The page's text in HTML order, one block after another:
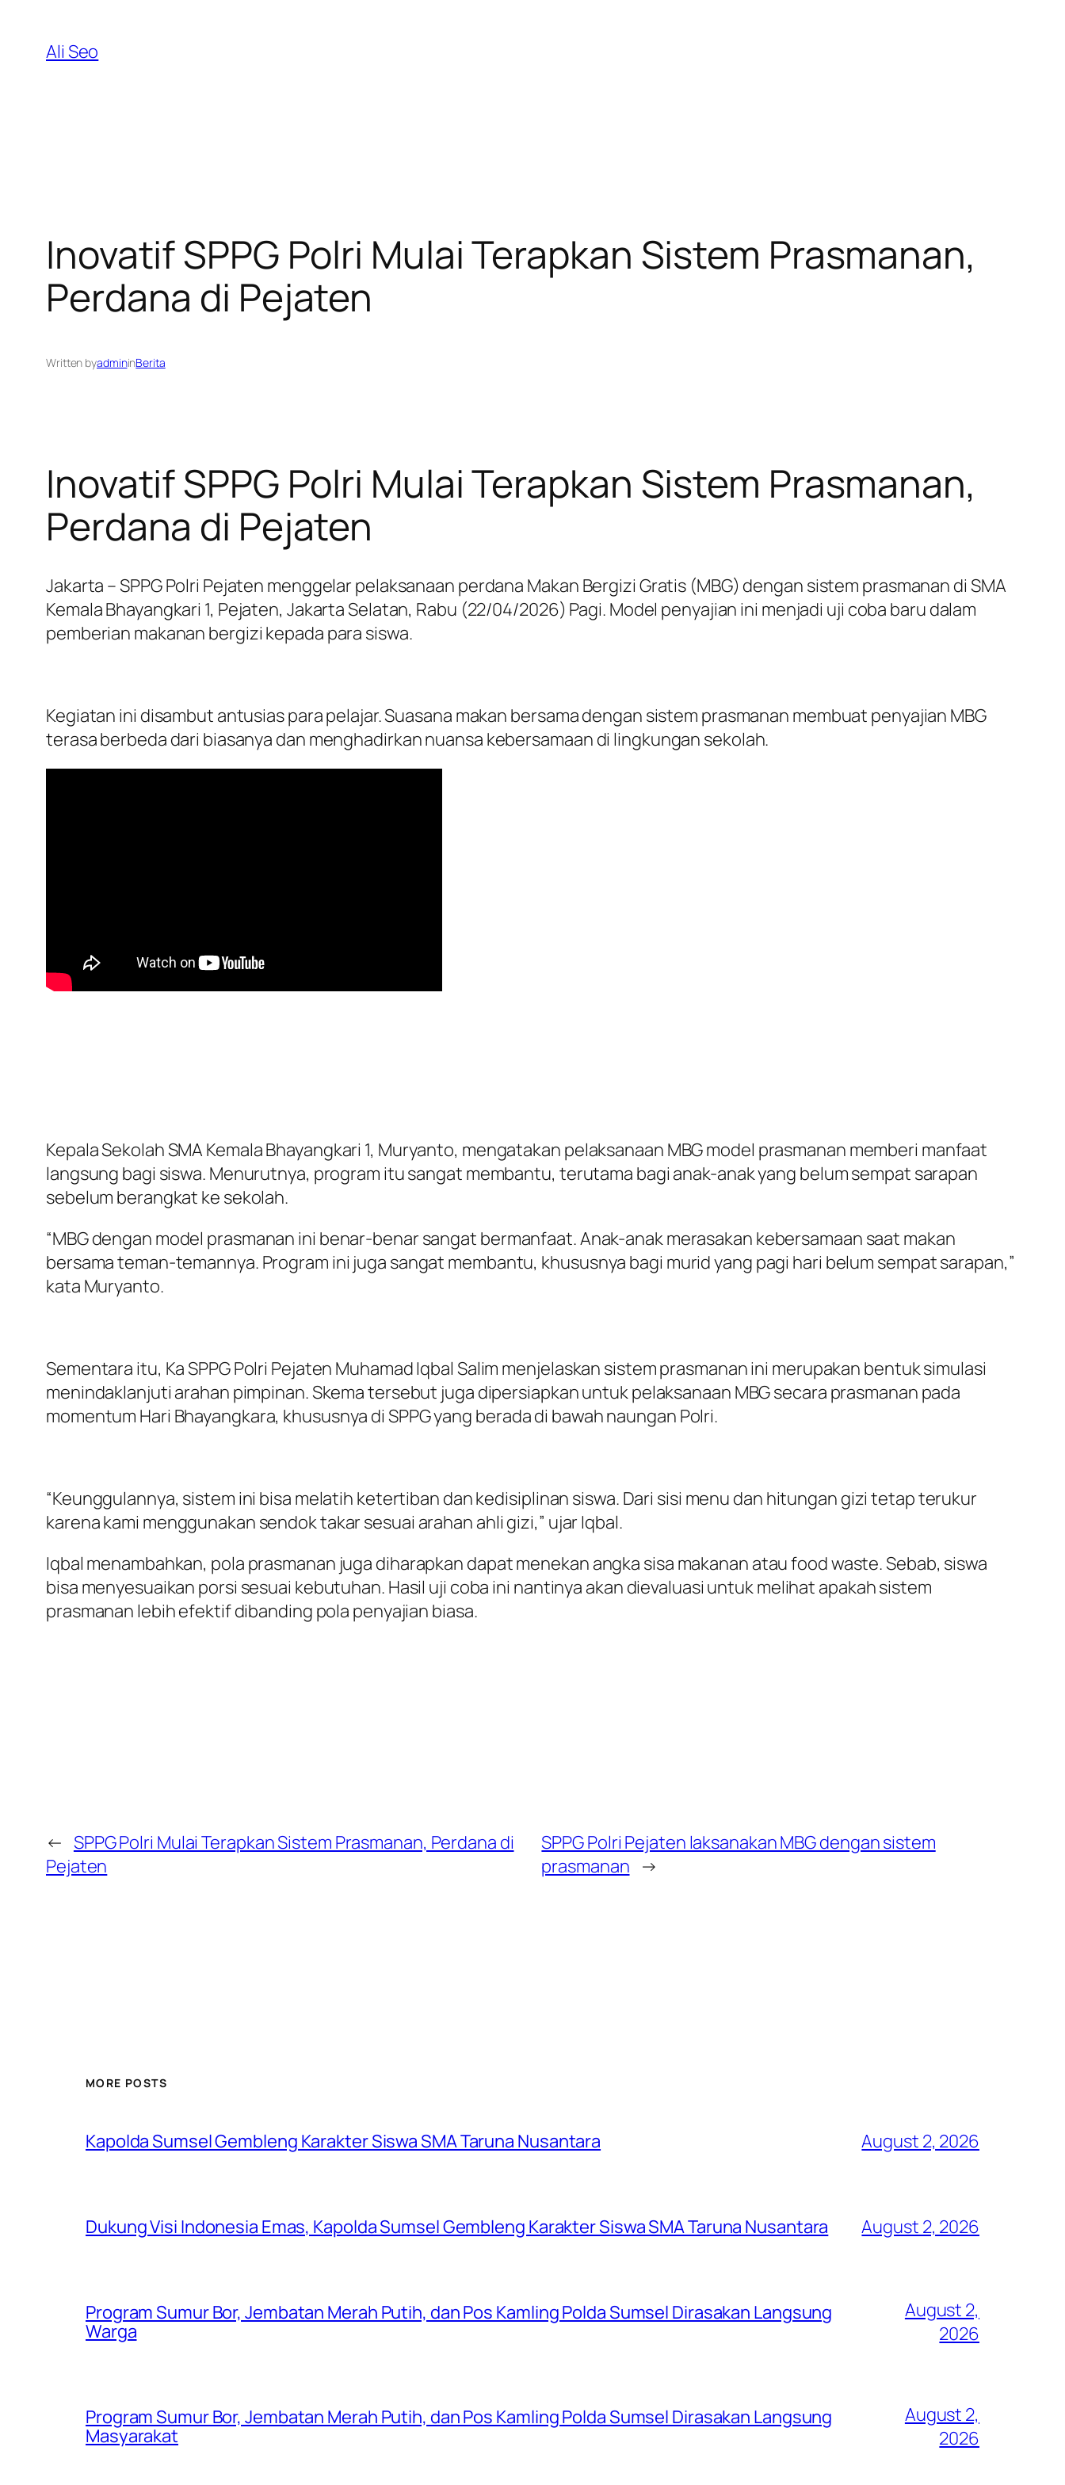
content
Ali Seo
Inovatif SPPG Polri Mulai Terapkan Sistem Prasmanan,
Perdana di Pejaten
Written byadmininBerita
Inovatif SPPG Polri Mulai Terapkan Sistem Prasmanan,
Perdana di Pejaten
Jakarta – SPPG Polri Pejaten menggelar pelaksanaan perdana Makan Bergizi Gratis (MBG) dengan sistem prasmanan di SMA
Kemala Bhayangkari 1, Pejaten, Jakarta Selatan, Rabu (22/04/2026) Pagi. Model penyajian ini menjadi uji coba baru dalam
pemberian makanan bergizi kepada para siswa.
Kegiatan ini disambut antusias para pelajar. Suasana makan bersama dengan sistem prasmanan membuat penyajian MBG
terasa berbeda dari biasanya dan menghadirkan nuansa kebersamaan di lingkungan sekolah.
Kepala Sekolah SMA Kemala Bhayangkari 1, Muryanto, mengatakan pelaksanaan MBG model prasmanan memberi manfaat
langsung bagi siswa. Menurutnya, program itu sangat membantu, terutama bagi anak-anak yang belum sempat sarapan
sebelum berangkat ke sekolah.
“MBG dengan model prasmanan ini benar-benar sangat bermanfaat. Anak-anak merasakan kebersamaan saat makan
bersama teman-temannya. Program ini juga sangat membantu, khususnya bagi murid yang pagi hari belum sempat sarapan,”
kata Muryanto.
Sementara itu, Ka SPPG Polri Pejaten Muhamad Iqbal Salim menjelaskan sistem prasmanan ini merupakan bentuk simulasi
menindaklanjuti arahan pimpinan. Skema tersebut juga dipersiapkan untuk pelaksanaan MBG secara prasmanan pada
momentum Hari Bhayangkara, khususnya di SPPG yang berada di bawah naungan Polri.
“Keunggulannya, sistem ini bisa melatih ketertiban dan kedisiplinan siswa. Dari sisi menu dan hitungan gizi tetap terukur
karena kami menggunakan sendok takar sesuai arahan ahli gizi,” ujar Iqbal.
Iqbal menambahkan, pola prasmanan juga diharapkan dapat menekan angka sisa makanan atau food waste. Sebab, siswa
bisa menyesuaikan porsi sesuai kebutuhan. Hasil uji coba ini nantinya akan dievaluasi untuk melihat apakah sistem
prasmanan lebih efektif dibanding pola penyajian biasa.
← SPPG Polri Mulai Terapkan Sistem Prasmanan, Perdana di
Pejaten
SPPG Polri Pejaten laksanakan MBG dengan sistem
prasmanan →
MORE POSTS
Kapolda Sumsel Gembleng Karakter Siswa SMA Taruna Nusantara August 2, 2026
Dukung Visi Indonesia Emas, Kapolda Sumsel Gembleng Karakter Siswa SMA Taruna Nusantara August 2, 2026
Program Sumur Bor, Jembatan Merah Putih, dan Pos Kamling Polda Sumsel Dirasakan Langsung
Warga
August 2,
2026
Program Sumur Bor, Jembatan Merah Putih, dan Pos Kamling Polda Sumsel Dirasakan Langsung
Masyarakat
August 2,
2026